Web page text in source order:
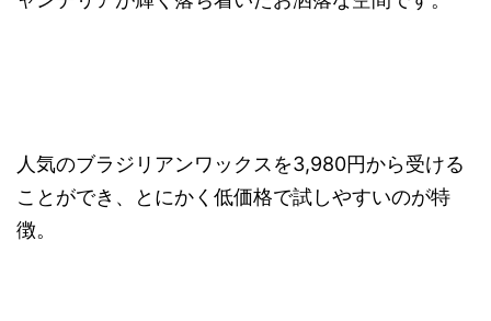
人気のブラジリアンワックスを3,980円から受ける
ことができ、とにかく低価格で試しやすいのが特
徴。